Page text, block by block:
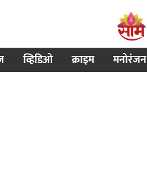
व्हिडिओ क्राइम मनोरंजन